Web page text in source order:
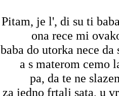
Pitam, je l', di su ti
ona rece mi
baba do utorka nece da
a s materom cemo
pa, da te ne
za jedno frtalj sata, u